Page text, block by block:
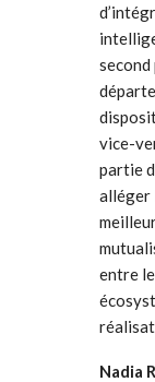
second
vice-
partie
alléger
entre
Nadia